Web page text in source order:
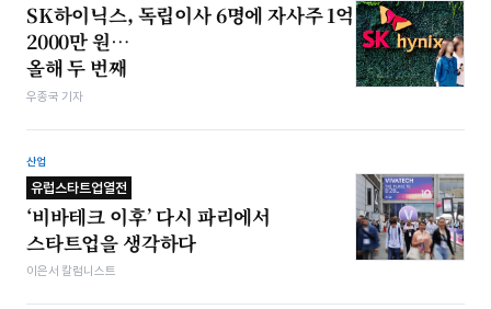
SK하이닉스, 독립이사 6명에 자사주 1억
2000만 원…
올해 두 번째
우종국 기자
산업
유럽스타트업열전
‘비바테크 이후’ 다시 파리에서
스타트업을 생각하다
이은서 칼럼니스트